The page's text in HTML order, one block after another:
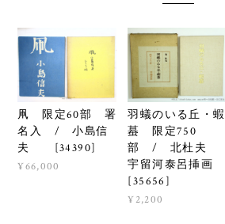
凧 限定60部 署
名入 / 小島信
夫 [34390]
¥66,000
羽蟻のいる丘・蝦
蟇 限定750
部 / 北杜夫
宇留河泰呂挿画
[35656]
¥2,200